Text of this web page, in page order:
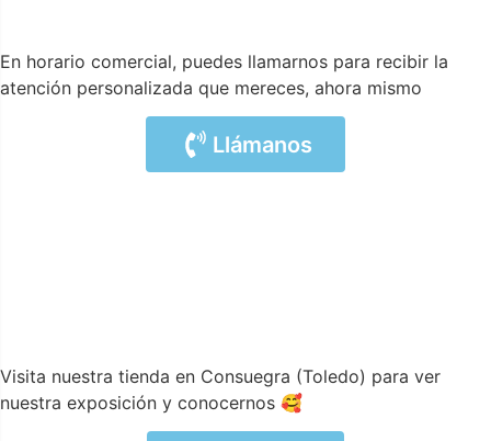
En horario comercial, puedes llamarnos para recibir la
atención personalizada que mereces, ahora mismo
Llámanos
Visita nuestra tienda en Consuegra (Toledo) para ver
nuestra exposición y conocernos 🥰